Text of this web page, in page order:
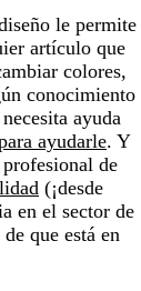
le permite
artículo que
colores,
conocimiento
ayuda
ayudarle. Y
de
(¡desde
en el sector de
que está en